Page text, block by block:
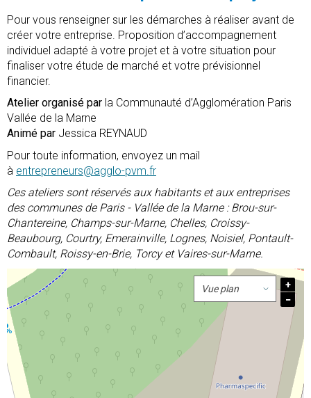
Pour vous renseigner sur les démarches à réaliser avant de
créer votre entreprise. Proposition d’accompagnement
individuel adapté à votre projet et à votre situation pour
finaliser votre étude de marché et votre prévisionnel
financier.
Atelier organisé par la Communauté d’Agglomération Paris
Vallée de la Marne
Animé par Jessica REYNAUD
Pour toute information, envoyez un mail
à entrepreneurs@agglo-pvm.fr
Ces ateliers sont réservés aux habitants et aux entreprises
des communes de Paris - Vallée de la Marne : Brou-sur-
Chantereine, Champs-sur-Marne, Chelles, Croissy-
Beaubourg, Courtry, Emerainville, Lognes, Noisiel, Pontault-
Combault, Roissy-en-Brie, Torcy et Vaires-sur-Marne.
+
−